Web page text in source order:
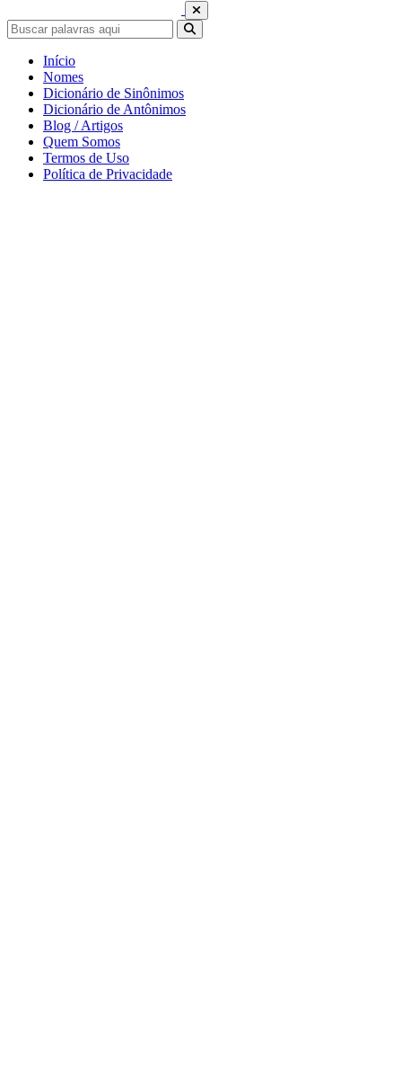
Início
Nomes
Dicionário de Sinônimos
Dicionário de Antônimos
Blog / Artigos
Quem Somos
Termos de Uso
Política de Privacidade